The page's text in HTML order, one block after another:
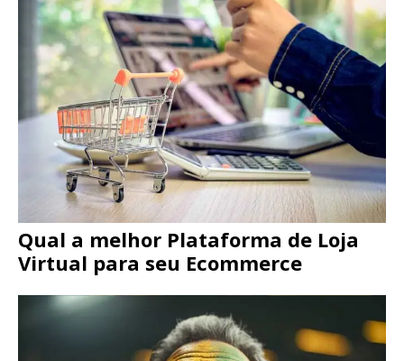
Qual a melhor Plataforma de Loja
Virtual para seu Ecommerce